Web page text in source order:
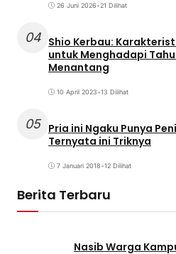
26 Juni 2026•21 Dilihat
04 Shio Kerbau:
untuk Menghadapi
Menantang
10 April 2023•13 Dilihat
05 Pria ini Ngaku Punya
Ternyata ini Triknya
7 Januari 2018•12 Dilihat
Berita Terbaru
Nasib Warga